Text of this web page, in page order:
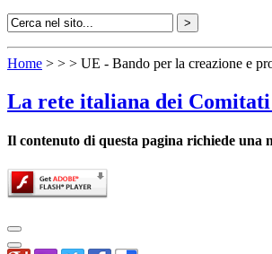
Home > > > UE - Bando per la creazione e
La rete italiana dei
Il contenuto di questa pagina richiede una